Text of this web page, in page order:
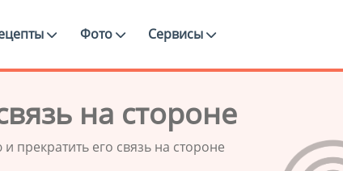
Фото Сервисы
на стороне
прекратить его связь на стороне